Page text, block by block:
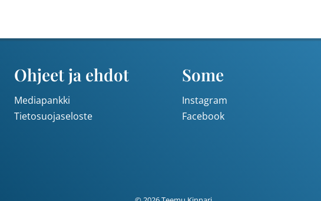
Ohjeet ja ehdot
Mediapankki
Tietosuojaseloste
Some
Instagram
Facebook